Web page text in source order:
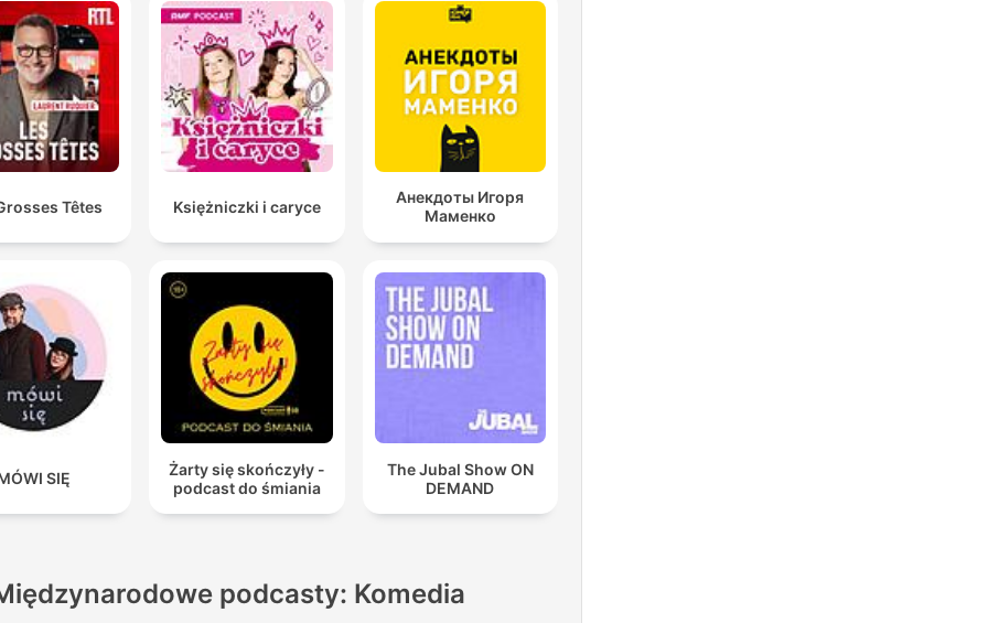
Têtes Księżniczki i caryce
Анекдоты Игоря
Маменко
SIĘ
Żarty się skończyły -
podcast do śmiania
The Jubal Show ON
DEMAND
podcasty: Komedia